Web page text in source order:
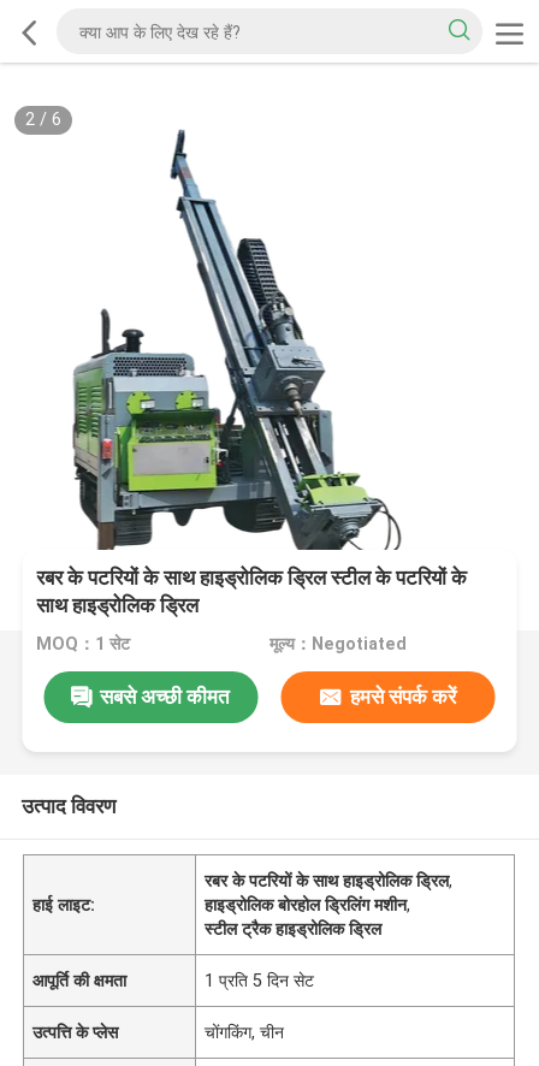
2/ 6
रबर के पटरियों के साथ हाइड्रोलिक ड्रिल स्टील के पटरियों के
साथ हाइड्रोलिक ड्रिल
MOQ：1 सेट मूल्य：Negotiated
सबसे अच्छी कीमत हमसे संपर्क करें
उत्पाद विवरण
हाई लाइट:
रबर के पटरियों के साथ हाइड्रोलिक ड्रिल,
हाइड्रोलिक बोरहोल ड्रिलिंग मशीन,
स्टील ट्रैक हाइड्रोलिक ड्रिल
आपूर्ति की क्षमता 1 प्रति 5 दिन सेट
उत्पत्ति के प्लेस चोंगकिंग, चीन